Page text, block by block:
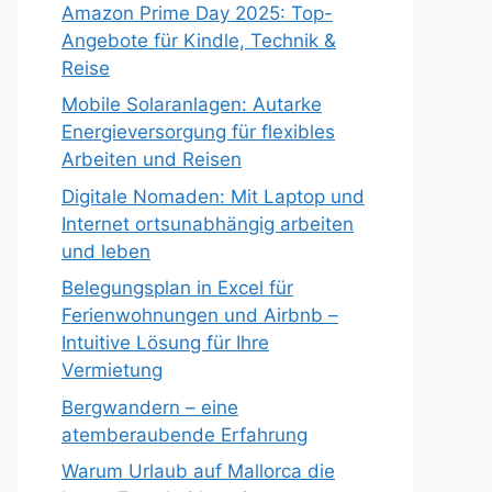
Amazon Prime Day 2025: Top-
Angebote für Kindle, Technik &
Reise
Mobile Solaranlagen: Autarke
Energieversorgung für flexibles
Arbeiten und Reisen
Digitale Nomaden: Mit Laptop und
Internet ortsunabhängig arbeiten
und leben
Belegungsplan in Excel für
Ferienwohnungen und Airbnb –
Intuitive Lösung für Ihre
Vermietung
Bergwandern – eine
atemberaubende Erfahrung
Warum Urlaub auf Mallorca die